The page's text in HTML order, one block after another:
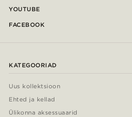
YOUTUBE
FACEBOOK
KATEGOORIAD
Uus kollektsioon
Ehted ja kellad
Ülikonna aksessuaarid